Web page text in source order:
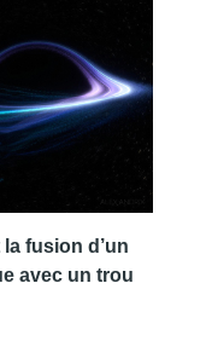
fusion d’un
avec un trou